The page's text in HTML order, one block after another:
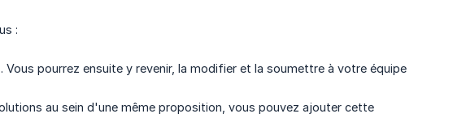
:
pourrez ensuite y revenir, la modifier et la soumettre à votre équipe
au sein d'une même proposition, vous pouvez ajouter cette